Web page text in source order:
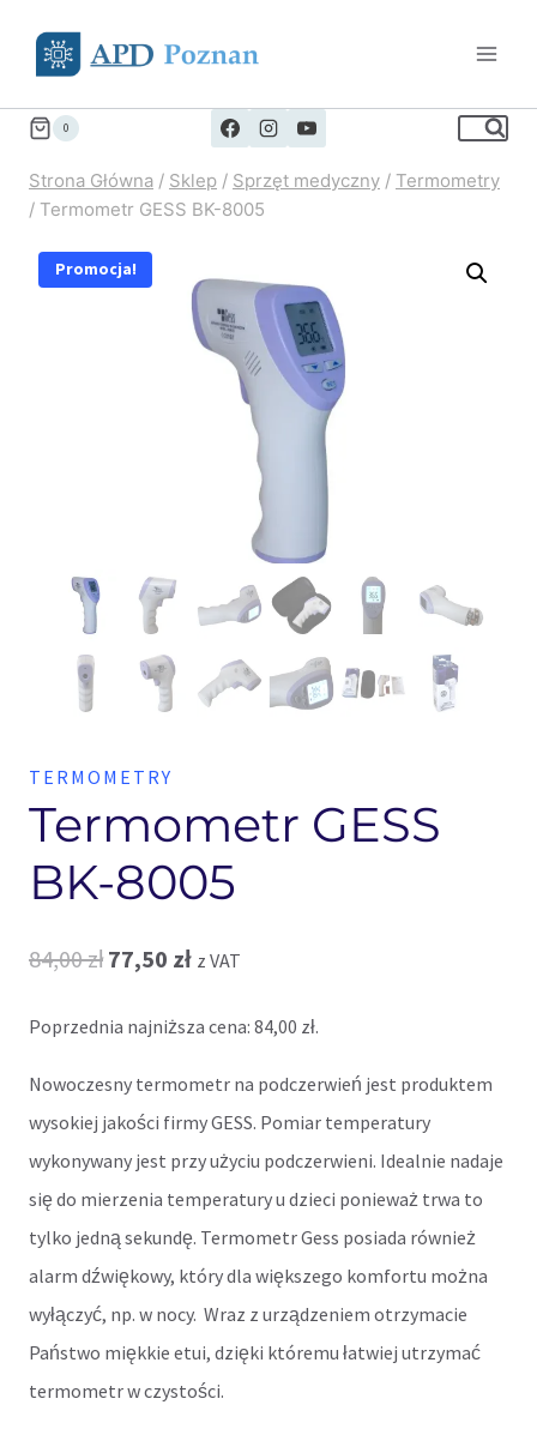
0
Strona Główna / Sklep / Sprzęt medyczny / Termometry
/ Termometr GESS BK-8005
Promocja!
TERMOMETRY
Termometr GESS
BK-8005
84,00zł Pierwotna
84,00 zł.
77,50 złAktualna
77,50 zł.
z VAT
Poprzednia najniższa cena: 84,00 zł.
Nowoczesny termometr na podczerwień jest produktem
wysokiej jakości firmy GESS. Pomiar temperatury
wykonywany jest przy użyciu podczerwieni. Idealnie nadaje
się do mierzenia temperatury u dzieci ponieważ trwa to
tylko jedną sekundę. Termometr Gess posiada również
alarm dźwiękowy, który dla większego komfortu można
wyłączyć, np. w nocy. Wraz z urządzeniem otrzymacie
Państwo miękkie etui, dzięki któremu łatwiej utrzymać
termometr w czystości.